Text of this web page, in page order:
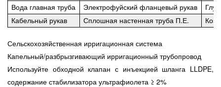
Вода главная труба
Электрофуйский фланцевый рукав
Кабельный рукав
Сплошная настенная труба П.Е.
Сельскохозяйственная ирригационная система
Капельный/разбрызгивающий ирригационный трубопровод
Используйте обходной клапан с инъекцией шланга LLDPE,
содержание стабилизатора ультрафиолета ≥ 2%